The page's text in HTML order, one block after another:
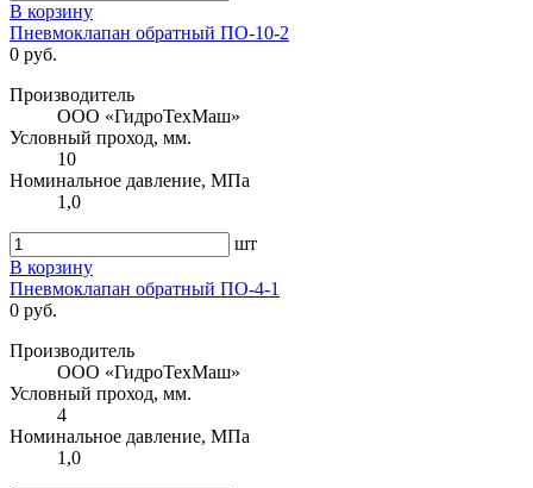
В корзину
Пневмоклапан обратный ПО-10-2
0 руб.
Производитель
ООО «ГидроТехМаш»
Условный проход, мм.
10
Номинальное давление, МПа
1,0
шт
В корзину
Пневмоклапан обратный ПО-4-1
0 руб.
Производитель
ООО «ГидроТехМаш»
Условный проход, мм.
4
Номинальное давление, МПа
1,0